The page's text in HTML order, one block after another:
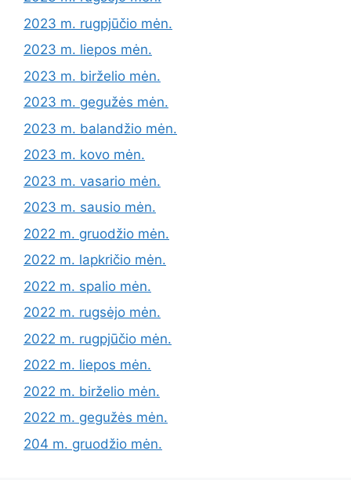
2023 m. rugpjūčio mėn.
2023 m. liepos mėn.
2023 m. birželio mėn.
2023 m. gegužės mėn.
2023 m. balandžio mėn.
2023 m. kovo mėn.
2023 m. vasario mėn.
2023 m. sausio mėn.
2022 m. gruodžio mėn.
2022 m. lapkričio mėn.
2022 m. spalio mėn.
2022 m. rugsėjo mėn.
2022 m. rugpjūčio mėn.
2022 m. liepos mėn.
2022 m. birželio mėn.
2022 m. gegužės mėn.
204 m. gruodžio mėn.